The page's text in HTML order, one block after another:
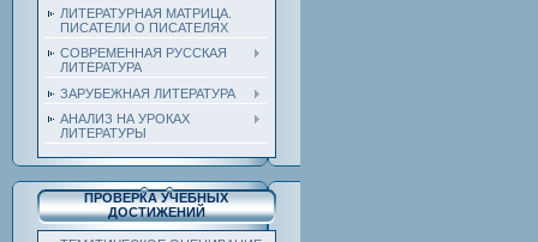
ЛИТЕРАТУРНАЯ МАТРИЦА.
ПИСАТЕЛИ О ПИСАТЕЛЯХ
СОВРЕМЕННАЯ РУССКАЯ
ЛИТЕРАТУРА
ЗАРУБЕЖНАЯ ЛИТЕРАТУРА
АНАЛИЗ НА УРОКАХ
ЛИТЕРАТУРЫ
ПРОВЕРКА УЧЕБНЫХ
ДОСТИЖЕНИЙ